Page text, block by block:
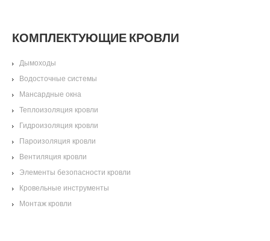
КОМПЛЕКТУЮЩИЕ КРОВЛИ
Дымоходы
Водосточные системы
Мансардные окна
Теплоизоляция кровли
Гидроизоляция кровли
Пароизоляция кровли
Вентиляция кровли
Элементы безопасности кровли
Кровельные инструменты
Монтаж кровли